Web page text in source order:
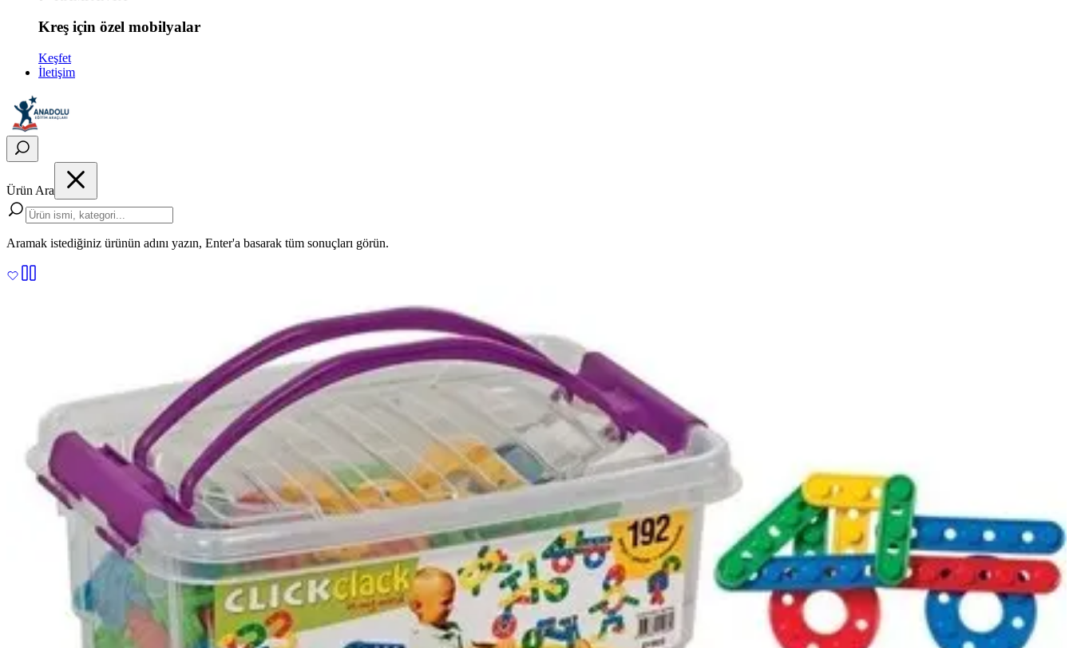
Kreş için özel mobilyalar
Keşfet
İletişim
Ürün Ara
Aramak istediğiniz ürünün adını yazın, Enter'a basarak tüm sonuçları görün.